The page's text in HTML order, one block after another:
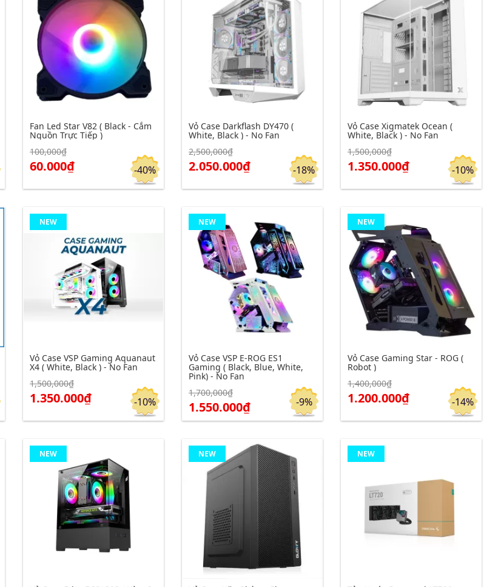
Click để xem chi tiết Đặt hàng
Fan Led Star V82 ( Black - Cắm
Nguồn Trực Tiếp )
100,000₫
60.000₫ -40%
Click để xem chi tiết Đặt hàng
Vỏ Case Darkflash DY470 (
White, Black ) - No Fan
2,500,000₫
2.050.000₫ -18%
Click để xem chi tiết Đặt hàng
Vỏ Case Xigmatek Ocean (
White, Black ) - No Fan
1,500,000₫
1.350.000₫ -10%
NEW
Click để xem chi tiết Đặt hàng
Vỏ Case VSP Gaming Aquanaut
X4 ( White, Black ) - No Fan
1,500,000₫
1.350.000₫ -10%
NEW
Click để xem chi tiết Đặt hàng
Vỏ Case VSP E-ROG ES1
Gaming ( Black, Blue, White,
Pink) - No Fan
1,700,000₫
1.550.000₫ -9%
NEW
Click để xem chi tiết Đặt hàng
Vỏ Case Gaming Star - ROG (
Robot )
1,400,000₫
1.200.000₫ -14%
NEW NEW NEW